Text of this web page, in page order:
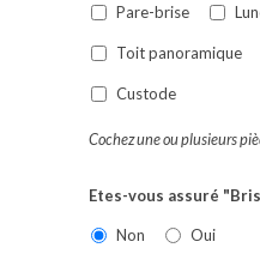
Pare-brise
Toit panoramique
Custode
Cochez une ou plusieurs
Etes-vous assuré
Non Oui